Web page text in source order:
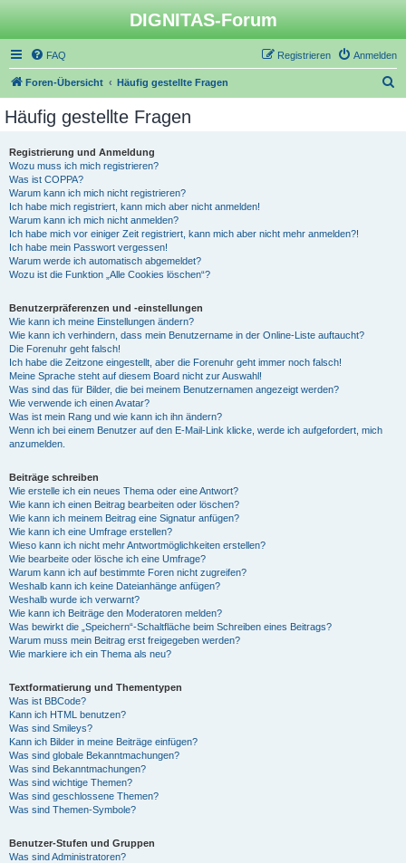
DIGNITAS-Forum
FAQ Anmelden
Registrieren
Foren-Übersicht Häufig gestellte Fragen
Häufig gestellte Fragen
Registrierung und Anmeldung
Wozu muss ich mich registrieren?
Was ist COPPA?
Warum kann ich mich nicht registrieren?
Ich habe mich registriert, kann mich aber nicht anmelden!
Warum kann ich mich nicht anmelden?
Ich habe mich vor einiger Zeit registriert, kann mich aber nicht mehr anmelden?!
Ich habe mein Passwort vergessen!
Warum werde ich automatisch abgemeldet?
Wozu ist die Funktion „Alle Cookies löschen“?
Benutzerpräferenzen und -einstellungen
Wie kann ich meine Einstellungen ändern?
Wie kann ich verhindern, dass mein Benutzername in der Online-Liste auftaucht?
Die Forenuhr geht falsch!
Ich habe die Zeitzone eingestellt, aber die Forenuhr geht immer noch falsch!
Meine Sprache steht auf diesem Board nicht zur Auswahl!
Was sind das für Bilder, die bei meinem Benutzernamen angezeigt werden?
Wie verwende ich einen Avatar?
Was ist mein Rang und wie kann ich ihn ändern?
Wenn ich bei einem Benutzer auf den E-Mail-Link klicke, werde ich aufgefordert, mich
anzumelden.
Beiträge schreiben
Wie erstelle ich ein neues Thema oder eine Antwort?
Wie kann ich einen Beitrag bearbeiten oder löschen?
Wie kann ich meinem Beitrag eine Signatur anfügen?
Wie kann ich eine Umfrage erstellen?
Wieso kann ich nicht mehr Antwortmöglichkeiten erstellen?
Wie bearbeite oder lösche ich eine Umfrage?
Warum kann ich auf bestimmte Foren nicht zugreifen?
Weshalb kann ich keine Dateianhänge anfügen?
Weshalb wurde ich verwarnt?
Wie kann ich Beiträge den Moderatoren melden?
Was bewirkt die „Speichern“-Schaltfläche beim Schreiben eines Beitrags?
Warum muss mein Beitrag erst freigegeben werden?
Wie markiere ich ein Thema als neu?
Textformatierung und Thementypen
Was ist BBCode?
Kann ich HTML benutzen?
Was sind Smileys?
Kann ich Bilder in meine Beiträge einfügen?
Was sind globale Bekanntmachungen?
Was sind Bekanntmachungen?
Was sind wichtige Themen?
Was sind geschlossene Themen?
Was sind Themen-Symbole?
Benutzer-Stufen und Gruppen
Was sind Administratoren?